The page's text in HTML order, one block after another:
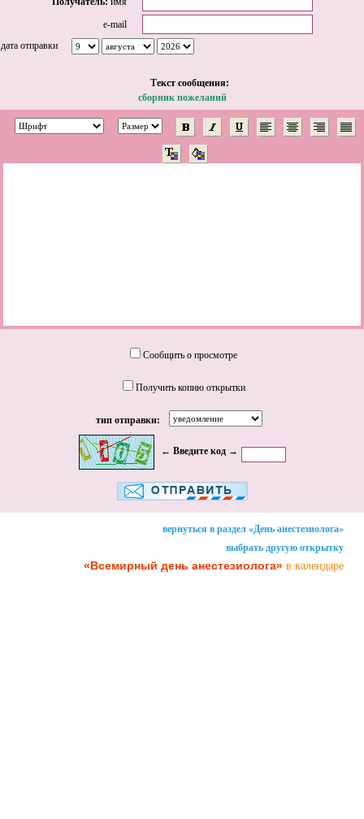
e-mail
дата отправки
Tекст сообщения:
сборник пожеланий
Сообщить о просмотре
Получить копию открытки
тип отправки:
← Введите код →
вернуться в раздел «День анестезиолога»
выбрать другую открытку
«Всемирный день анестезиолога» в календаре